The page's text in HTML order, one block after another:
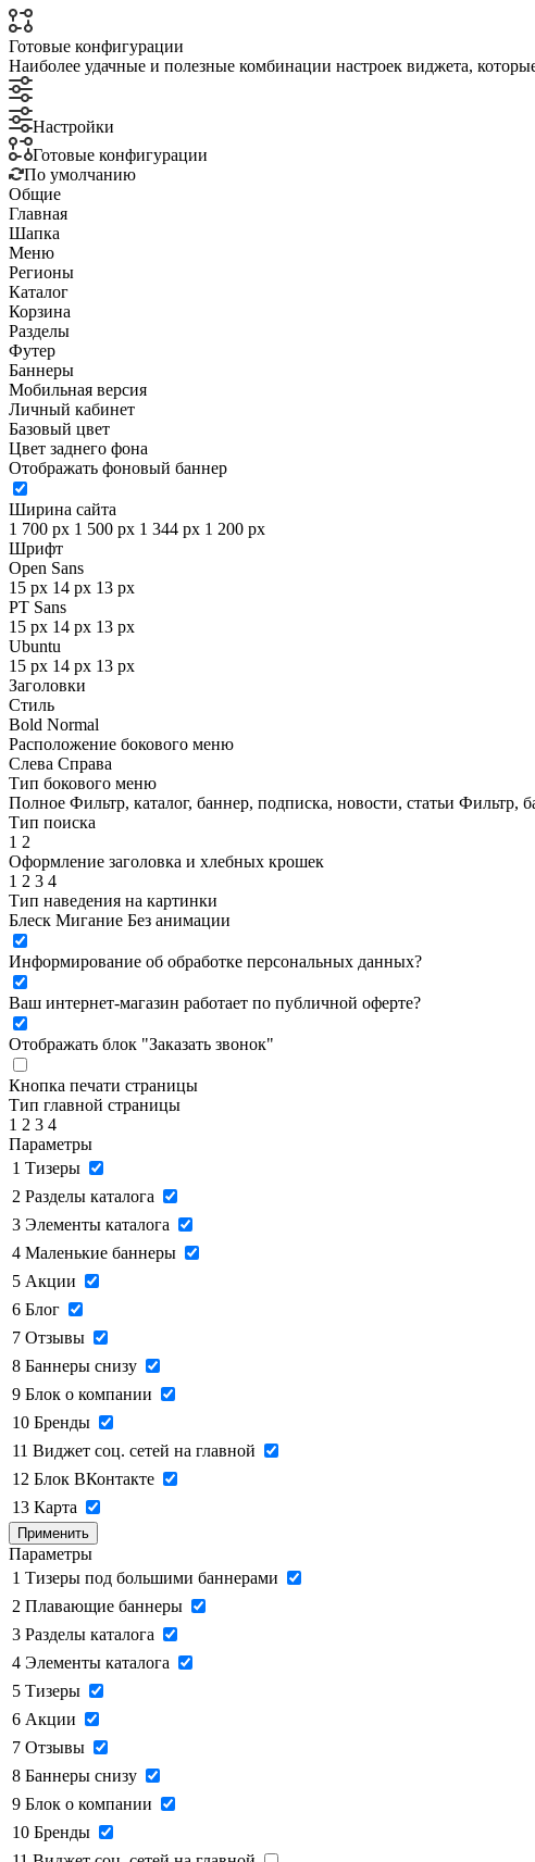
Готовые конфигурации
Наиболее удачные и полезные комбинации настроек виджета,
Настройки
Готовые конфигурации
По умолчанию
Общие
Главная
Шапка
Меню
Регионы
Каталог
Корзина
Разделы
Футер
Баннеры
Мобильная версия
Личный кабинет
Базовый цвет
Цвет заднего фона
Отображать фоновый баннер
Ширина сайта
1 700 px 1 500 px 1 344 px 1 200 px
Шрифт
Open Sans
15 px 14 px 13 px
PT Sans
15 px 14 px 13 px
Ubuntu
15 px 14 px 13 px
Заголовки
Стиль
Bold Normal
Расположение бокового меню
Слева Справа
Тип бокового меню
Полное Фильтр, каталог, баннер, подписка, новости, статьи Фильтр,
Тип поиска
1 2
Оформление заголовка и хлебных крошек
1 2 3 4
Тип наведения на картинки
Блеск Мигание Без анимации
Информирование об обработке персональных данных?
Ваш интернет-магазин работает по публичной оферте?
Отображать блок "Заказать звонок"
Кнопка печати страницы
Тип главной страницы
1 2 3 4
Параметры
1 Тизеры
2 Разделы каталога
3 Элементы каталога
4 Маленькие баннеры
5 Акции
6 Блог
7 Отзывы
8 Баннеры снизу
9 Блок о компании
10 Бренды
11 Виджет соц. сетей на главной
12 Блок ВКонтакте
13 Карта
Применить
Параметры
1 Тизеры под большими баннерами
2 Плавающие баннеры
3 Разделы каталога
4 Элементы каталога
5 Тизеры
6 Акции
7 Отзывы
8 Баннеры снизу
9 Блок о компании
10 Бренды